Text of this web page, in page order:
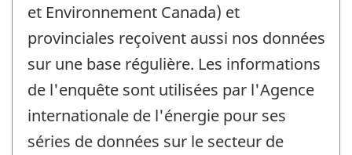
et Environnement Canada) et
provinciales reçoivent aussi nos données
sur une base régulière. Les informations
de l'enquête sont utilisées par l'Agence
internationale de l'énergie pour ses
séries de données sur le secteur de